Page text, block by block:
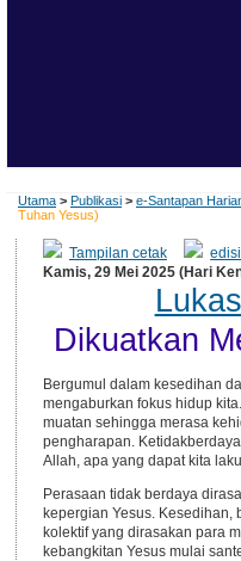
Utama > Publikasi > e-Santapan
Tuhan Yesus)
Tampilan cetak
Kamis, 29 Mei 2025 (Hari
Dikuatkan
Bergumul dalam kesedihan
mengaburkan fokus hidup
muatan sehingga merasa
pengharapan.
Allah, apa yang dapat kita
Perasaan tidak berdaya
kepergian Yesus.
kolektif yang dirasakan para
kebangkitan Yesus mulai